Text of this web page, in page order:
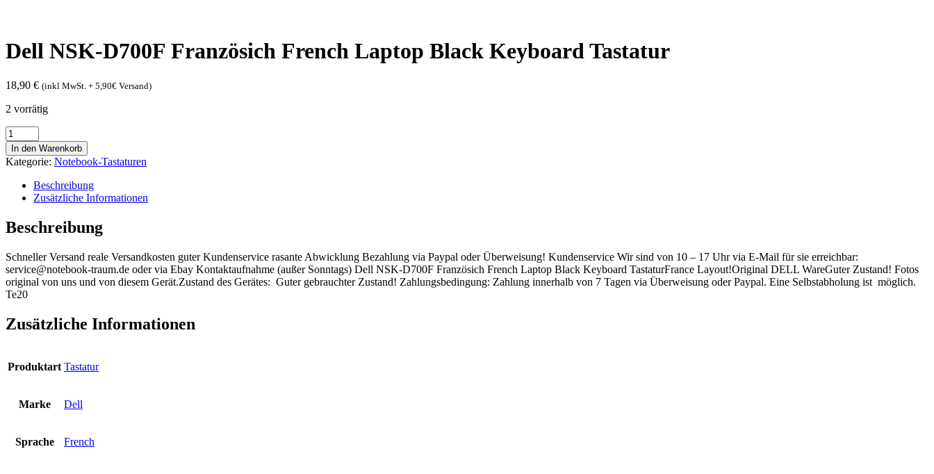
Dell NSK-D700F Französich French Laptop Black Keyboard Tastatur
18,90 € (inkl MwSt. + 5,90€ Versand)
2 vorrätig
Dell
NSK-
D700F
Französich
French
Laptop
Keyboard
Tastatur
In den Warenkorb
Kategorie: Notebook-Tastaturen
Beschreibung
Zusätzliche Informationen
Beschreibung
Schneller Versand reale Versandkosten guter Kundenservice rasante Abwicklung Bezahlung via Paypal oder Überweisung! Kundenservice Wir sind von 10 – 17 Uhr via E-Mail für sie erreichbar:
service@notebook-traum.de oder via Ebay Kontaktaufnahme (außer Sonntags) Dell NSK-D700F Französich French Laptop Black Keyboard TastaturFrance Layout!Original DELL WareGuter Zustand! Fotos
original von uns und von diesem Gerät.Zustand des Gerätes: Guter gebrauchter Zustand! Zahlungsbedingung: Zahlung innerhalb von 7 Tagen via Überweisung oder Paypal. Eine Selbstabholung ist möglich.
Te20
Zusätzliche Informationen
Produktart Tastatur
Marke Dell
Sprache French